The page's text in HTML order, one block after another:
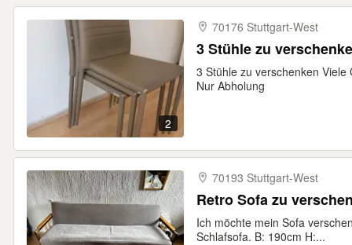
2
70176 Stuttgart-​West
3 Stühle zu
3 Stühle zu verschenken
Nur Abholung
70193 Stuttgart-​West
Retro Sofa zu
Ich möchte mein Sofa
Schlafsofa. B: 190cm H:...